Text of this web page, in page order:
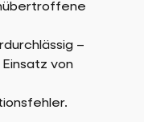
–
von